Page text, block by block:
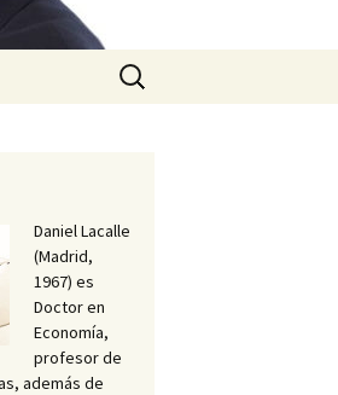
Buscar:
Daniel Lacalle
(Madrid,
1967) es
Doctor en
Economía,
profesor de
además de